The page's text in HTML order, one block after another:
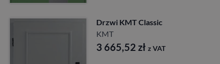
Drzwi KMT Classic
KMT
3 665,52 zł z VAT